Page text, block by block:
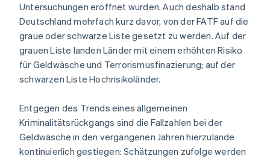
Untersuchungen eröffnet wurden. Auch deshalb stand
Deutschland mehrfach kurz davor, von der FATF auf die
graue oder schwarze Liste gesetzt zu werden. Auf der
grauen Liste landen Länder mit einem erhöhten Risiko
für Geldwäsche und Terrorismusfinazierung; auf der
schwarzen Liste Hochrisikoländer.
Entgegen des Trends eines allgemeinen
Kriminalitätsrückgangs sind die Fallzahlen bei der
Geldwäsche in den vergangenen Jahren hierzulande
kontinuierlich gestiegen: Schätzungen zufolge werden